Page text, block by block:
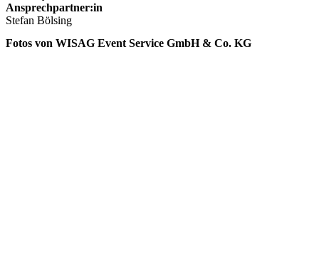
Ansprechpartner:in
Stefan Bölsing
Fotos von WISAG Event Service GmbH & Co. KG